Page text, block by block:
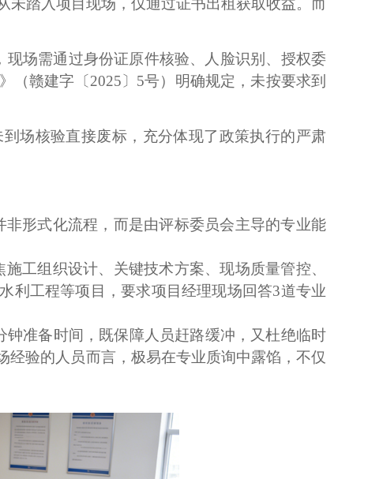
踏入项目现场，仅通过证书出租获取收益。而
场需通过身份证原件核验、人脸识别、授权委
（赣建字〔 2025〕5号）明确规定，未按要求到
场核验直接废标，充分体现了政策执行的严肃
形式化流程，而是由评标委员会主导的专业能
工组织设计、关键技术方案、现场质量管控、
利工程等项目，要求项目经理现场回答3道专业
钟准备时间，既保障人员赶路缓冲，又杜绝临时
验的人员而言，极易在专业质询中露馅，不仅